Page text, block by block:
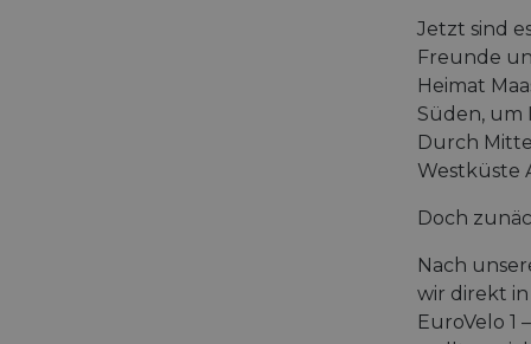
Jetzt sind
Freunde
Heimat
Süden, um
Durch
Westküste
Doch
Nach
wir direkt
EuroVelo